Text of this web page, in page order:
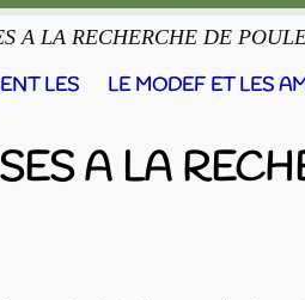
A LA RECHERCHE DE
LES
LE MODEF ET LES
A LA